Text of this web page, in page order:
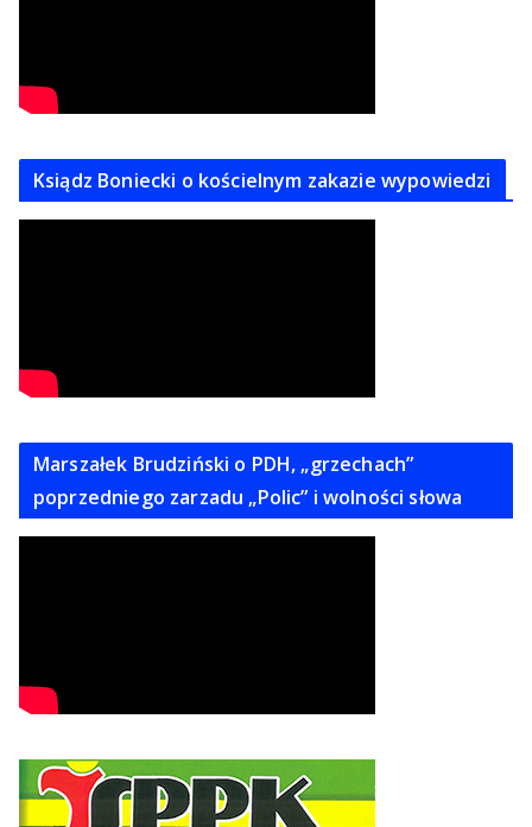
Ksiądz Boniecki o kościelnym zakazie wypowiedzi
Marszałek Brudziński o PDH, „grzechach”
poprzedniego zarzadu „Polic” i wolności słowa